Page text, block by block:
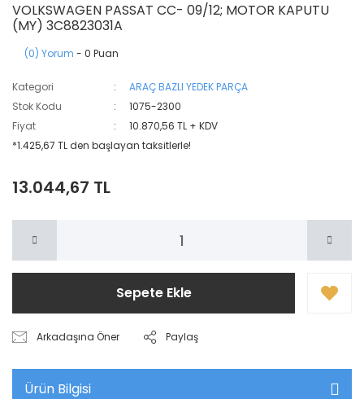
VOLKSWAGEN PASSAT CC- 09/12; MOTOR KAPUTU
(MY) 3C8823031A
(0) Yorum - 0 Puan
Kategori
ARAÇ BAZLI YEDEK PARÇA
Stok Kodu
1075-2300
Fiyat
10.870,56 TL + KDV
*1.425,67 TL den başlayan taksitlerle!
13.044,67 TL
Sepete Ekle
Arkadaşına Öner Paylaş
Ürün Bilgisi